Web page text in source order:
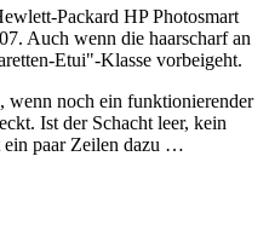
Packard HP Photosmart
Auch wenn die haarscharf an
Etui"-Klasse vorbeigeht.
wenn noch ein funktionierender
Ist der Schacht leer, kein
ein paar Zeilen dazu …